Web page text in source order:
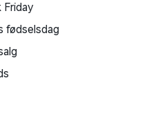
Friday
fødselsdag